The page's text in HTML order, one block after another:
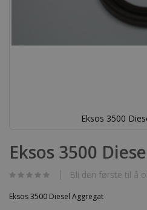
Eksos 3500
til
begynnelsen
bildegalleri
Eksos 3500
Bli den første til å
Eksos 3500 Diesel Aggregat